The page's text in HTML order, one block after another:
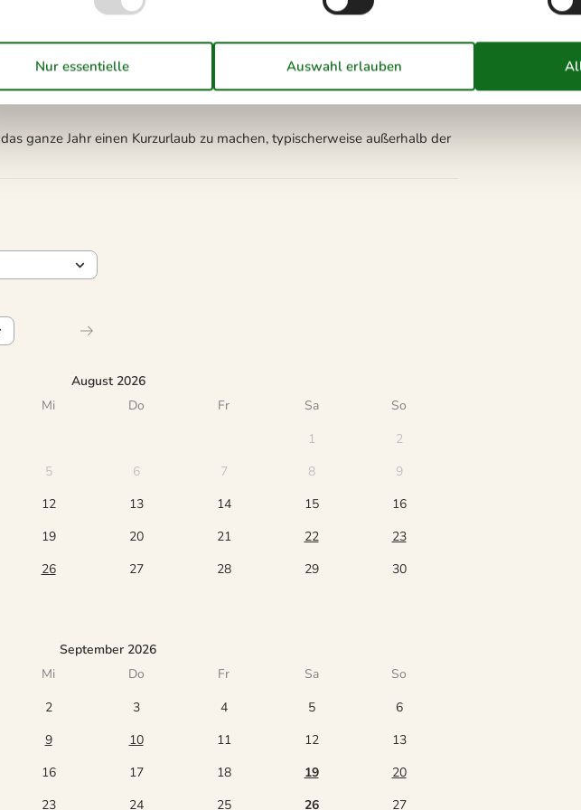
Schlüsselkasten mit Code
ganze Jahr einen Kurzurlaub zu machen, typischerweise außerhalb der
August 2026
Mi Do Fr Sa
So
1
2
5 6 7 8
9
12 13 14 15
16
19 20 21 22
23
26 27 28 29
30
September 2026
Mi Do Fr Sa
So
2 3 4 5
6
9 10 11 12
13
16 17 18 19
20
23 24 25 26 27